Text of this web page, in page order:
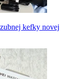
kefky novej